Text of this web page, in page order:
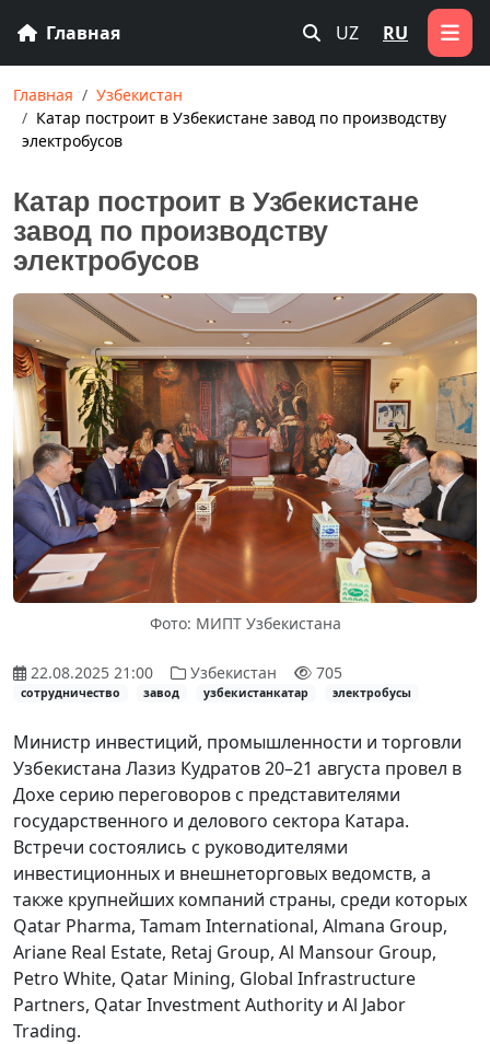
Главная UZ RU
Главная
Узбекистан
Катар построит в Узбекистане завод по производству
электробусов
Катар построит в Узбекистане
завод по производству
электробусов
Фото: МИПТ Узбекистана
22.08.2025 21:00 Узбекистан 705
сотрудничество завод узбекистанкатар электробусы
Министр инвестиций, промышленности и торговли
Узбекистана Лазиз Кудратов 20–21 августа провел в
Дохе серию переговоров с представителями
государственного и делового сектора Катара.
Встречи состоялись с руководителями
инвестиционных и внешнеторговых ведомств, а
также крупнейших компаний страны, среди которых
Qatar Pharma, Tamam International, Almana Group,
Ariane Real Estate, Retaj Group, Al Mansour Group,
Petro White, Qatar Mining, Global Infrastructure
Partners, Qatar Investment Authority и Al Jabor
Trading.